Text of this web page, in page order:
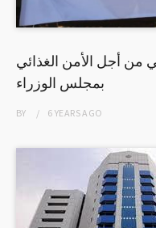
من أجل الأمن الغذائي
بمجلس الوزراء
BY 6 YEARSAGO